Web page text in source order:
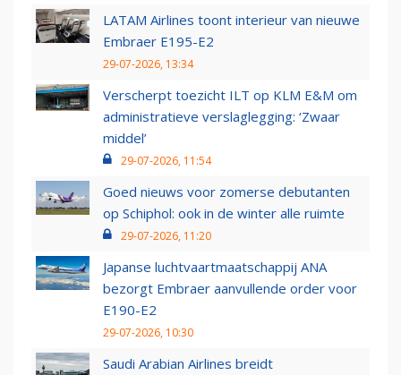
LATAM Airlines toont interieur van nieuwe
Embraer E195-E2
29-07-2026, 13:34
Verscherpt toezicht ILT op KLM E&M om
administratieve verslaglegging: ‘Zwaar
middel’
29-07-2026, 11:54
Goed nieuws voor zomerse debutanten
op Schiphol: ook in de winter alle ruimte
29-07-2026, 11:20
Japanse luchtvaartmaatschappij ANA
bezorgt Embraer aanvullende order voor
E190-E2
29-07-2026, 10:30
Saudi Arabian Airlines breidt